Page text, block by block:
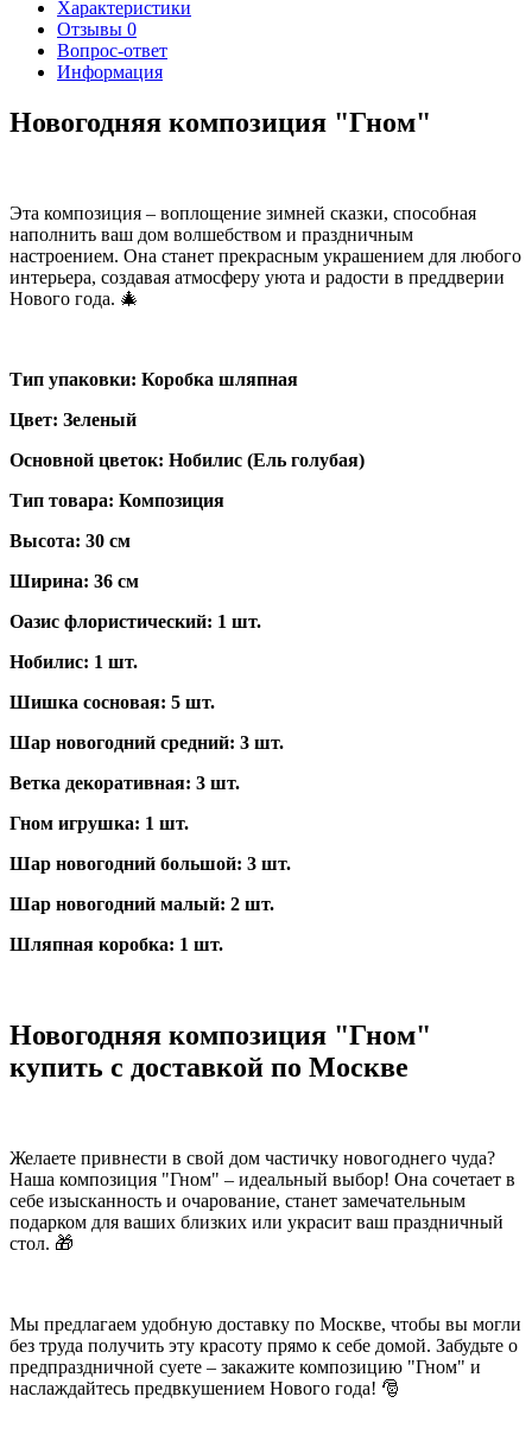
Характеристики
Отзывы 0
Вопрос-ответ
Информация
Новогодняя композиция "Гном"
Эта композиция – воплощение зимней сказки, способная
наполнить ваш дом волшебством и праздничным
настроением. Она станет прекрасным украшением для любого
интерьера, создавая атмосферу уюта и радости в преддверии
Нового года. 🎄
Тип упаковки: Коробка шляпная
Цвет: Зеленый
Основной цветок: Нобилис (Ель голубая)
Тип товара: Композиция
Высота: 30 см
Ширина: 36 см
Оазис флористический: 1 шт.
Нобилис: 1 шт.
Шишка сосновая: 5 шт.
Шар новогодний средний: 3 шт.
Ветка декоративная: 3 шт.
Гном игрушка: 1 шт.
Шар новогодний большой: 3 шт.
Шар новогодний малый: 2 шт.
Шляпная коробка: 1 шт.
Новогодняя композиция "Гном"
купить с доставкой по Москве
Желаете привнести в свой дом частичку новогоднего чуда?
Наша композиция "Гном" – идеальный выбор! Она сочетает в
себе изысканность и очарование, станет замечательным
подарком для ваших близких или украсит ваш праздничный
стол. 🎁
Мы предлагаем удобную доставку по Москве, чтобы вы могли
без труда получить эту красоту прямо к себе домой. Забудьте о
предпраздничной суете – закажите композицию "Гном" и
наслаждайтесь предвкушением Нового года! 🎅